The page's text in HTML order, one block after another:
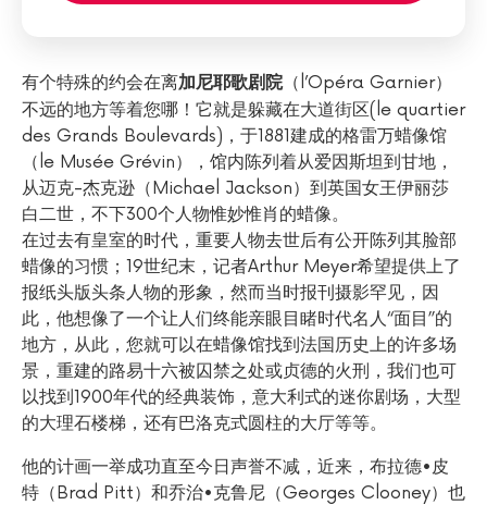
有个特殊的约会在离加尼耶歌剧院（l’Opéra Garnier）
不远的地方等着您哪！它就是躲藏在大道街区(le quartier
des Grands Boulevards)，于1881建成的格雷万蜡像馆
（le Musée Grévin），馆内陈列着从爱因斯坦到甘地，
从迈克-杰克逊（Michael Jackson）到英国女王伊丽莎
白二世，不下300个人物惟妙惟肖的蜡像。
在过去有皇室的时代，重要人物去世后有公开陈列其脸部
蜡像的习惯；19世纪末，记者Arthur Meyer希望提供上了
报纸头版头条人物的形象，然而当时报刊摄影罕见，因
此，他想像了一个让人们终能亲眼目睹时代名人“面目”的
地方，从此，您就可以在蜡像馆找到法国历史上的许多场
景，重建的路易十六被囚禁之处或贞德的火刑，我们也可
以找到1900年代的经典装饰，意大利式的迷你剧场，大型
的大理石楼梯，还有巴洛克式圆柱的大厅等等。
他的计画一举成功直至今日声誉不减，近来，布拉德•皮
特（Brad Pitt）和乔治•克鲁尼（Georges Clooney）也